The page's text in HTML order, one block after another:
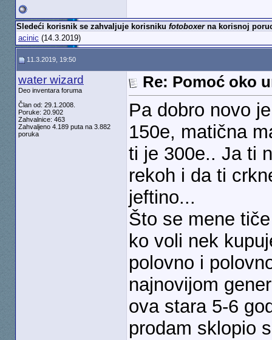
Sledeći korisnik se zahvaljuje korisniku fotoboxerna korisnoj
acinic (14.3.2019)
11.3.2019, 19:50
water wizard
Deo inventara foruma
Član od: 29.1.2008.
Poruke: 20.902
Zahvalnice: 463
Zahvaljeno 4.189 puta na 3.882
poruka
Re: Pomoć oko
Pa dobro novo
150e, matična
ti je 300e.. Ja ti
rekoh i da ti
jeftino...
Što se mene
ko voli nek
polovno i
najnovijom
ova stara 5-6
prodam sklopio